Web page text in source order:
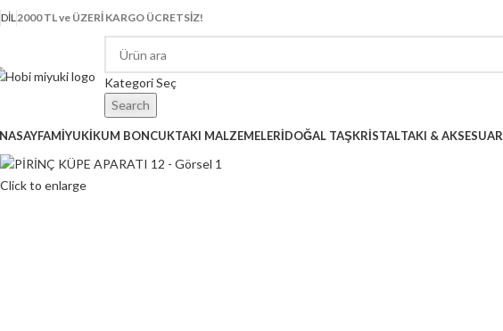
DIL2000 TL ve ÜZERİ KARGO ÜCRETSİZ!
Kategori Seç
Search
MİYUKİKUM BONCUKTAKI MALZEMELERİDOĞAL TAŞKRİSTALTAKI & AKSESUAR
Click to enlarge